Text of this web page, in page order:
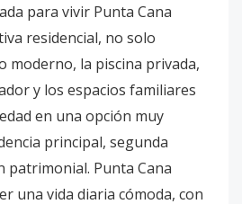
para vivir Punta Cana
residencial, no solo
moderno, la piscina privada,
y los espacios familiares
en una opción muy
principal, segunda
patrimonial. Punta Cana
una vida diaria cómoda, con